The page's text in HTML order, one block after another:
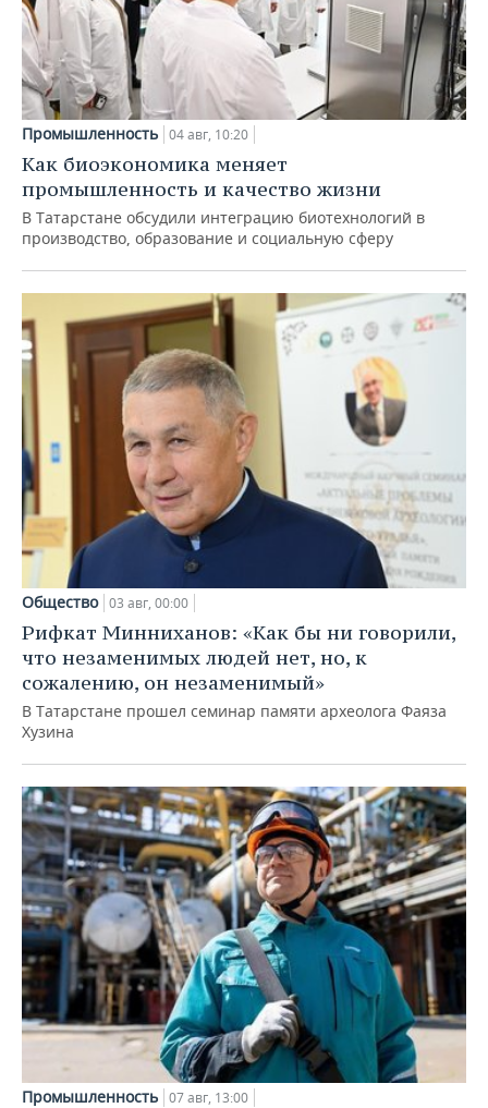
Промышленность 04 авг, 10:20
Как биоэкономика меняет
промышленность и качество жизни
В Татарстане обсудили интеграцию биотехнологий в
производство, образование и социальную сферу
Общество 03 авг, 00:00
Рифкат Минниханов: «Как бы ни говорили,
что незаменимых людей нет, но, к
сожалению, он незаменимый»
В Татарстане прошел семинар памяти археолога Фаяза
Хузина
Промышленность 07 авг, 13:00